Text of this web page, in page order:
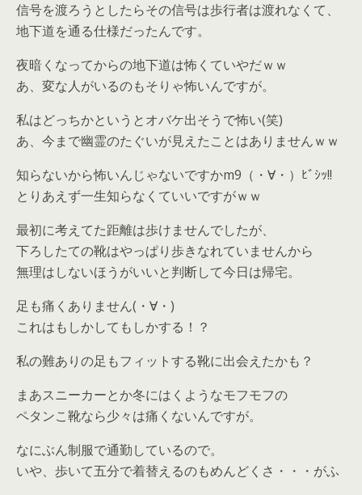
信号を渡ろうとしたらその信号は歩行者は渡れなくて、
地下道を通る仕様だったんです。
夜暗くなってからの地下道は怖くていやだｗｗ
あ、変な人がいるのもそりゃ怖いんですが。
私はどっちかというとオバケ出そうで怖い(笑)
あ、今まで幽霊のたぐいが見えたことはありませんｗｗ
知らないから怖いんじゃないですかm9（・∀・）ﾋﾞｼｯ!!
とりあえず一生知らなくていいですがｗｗ
最初に考えてた距離は歩けませんでしたが、
下ろしたての靴はやっぱり歩きなれていませんから
無理はしないほうがいいと判断して今日は帰宅。
足も痛くありません(・∀・)
これはもしかしてもしかする！？
私の難ありの足もフィットする靴に出会えたかも？
まあスニーカーとか冬にはくようなモフモフの
ペタンこ靴なら少々は痛くないんですが。
なにぶん制服で通勤しているので。
いや、歩いて五分で着替えるのもめんどくさ・・・がふ